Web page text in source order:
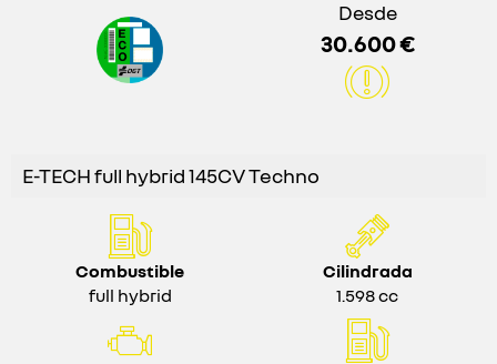
Desde
30.600 €
E-TECH full hybrid 145CV Techno
Combustible
full hybrid
Cilindrada
1.598 cc